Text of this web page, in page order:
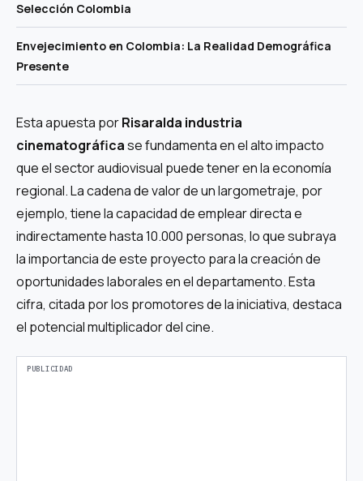
Selección Colombia
Envejecimiento en Colombia: La Realidad Demográfica
Presente
Esta apuesta porRisaralda industria
cinematográficase fundamenta en el alto impacto
que el sector audiovisual puede tener en la economía
regional. La cadena de valor de un largometraje, por
ejemplo, tiene la capacidad de emplear directa e
indirectamente hasta 10.000 personas, lo que subraya
la importancia de este proyecto para la creación de
oportunidades laborales en el departamento. Esta
cifra, citada por los promotores de la iniciativa, destaca
el potencial multiplicador del cine.